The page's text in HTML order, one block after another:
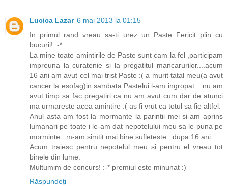
Lucica Lazar 6 mai 2013 la 01:15
In primul rand vreau sa-ti urez un Paste Fericit plin cu
bucurii! :-*
La mine toate amintirile de Paste sunt cam la fel ,participam
impreuna la curatenie si la pregatitul mancarurilor....acum
16 ani am avut cel mai trist Paste :( a murit tatal meu(a avut
cancer la esofag)in sambata Pastelui l-am ingropat....nu am
avut timp sa fac pregatiri ca nu am avut cum dar de atunci
ma urmareste acea amintire :( as fi vrut ca totul sa fie altfel.
Anul asta am fost la mormante la parintii mei si-am aprins
lumanari pe toate i le-am dat nepotelului meu sa le puna pe
morminte...m-am simtit mai bine sufleteste...dupa 16 ani...
Acum traiesc pentru nepotelul meu si pentru el vreau tot
binele din lume.
Multumim de concurs! :-* premiul este minunat :)
Răspundeți